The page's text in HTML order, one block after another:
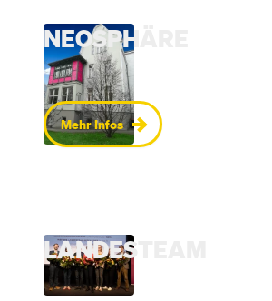
NEOSPHÄRE
Mehr Infos
LANDESTEAM